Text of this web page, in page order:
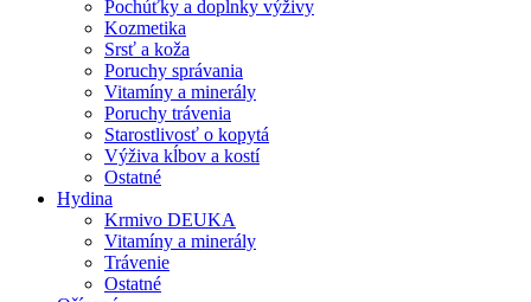
Pochúťky a doplnky výživy
Kozmetika
Srsť a koža
Poruchy správania
Vitamíny a minerály
Poruchy trávenia
Starostlivosť o kopytá
Výživa kĺbov a kostí
Ostatné
Hydina
Krmivo DEUKA
Vitamíny a minerály
Trávenie
Ostatné